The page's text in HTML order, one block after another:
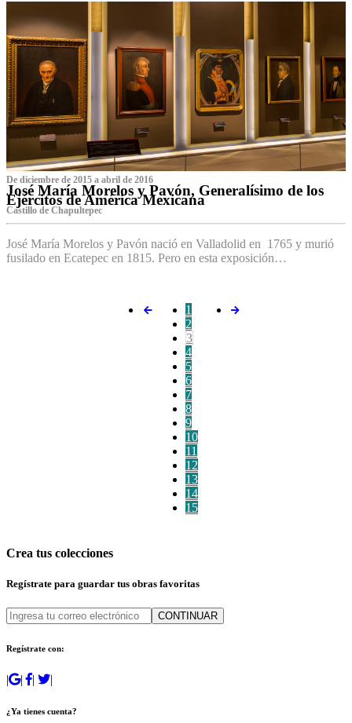
De diciembre de 2015 a abril de 2016
José María Morelos y Pavón, Generalísimo de los
Ejércitos de América Mexicana
C‌astillo de Chapultepec
José María Morelos y Pavón nació en Valladolid en 1765 y murió
fusilado en Ecatepec en 1815. Pero en esta exposición…
1
2
3
4
5
6
7
8
9
10
11
12
13
14
15
Crea tus colecciones
Regístrate para guardar tus obras favoritas
CONTINUAR
Regístrate con:
| | | |
¿Ya tienes cuenta?